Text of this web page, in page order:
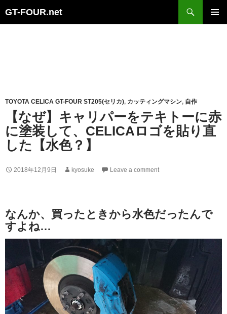
GT-FOUR.net
TOYOTA CELICA GT-FOUR ST205(セリカ), カッティングマシン, 自作
【なぜ】キャリパーをテキトーに赤
に塗装して、CELICAロゴを貼り直
した【水色？】
2018年12月9日 kyosuke Leave a comment
なんか、買ったときから水色だったんで
すよね…